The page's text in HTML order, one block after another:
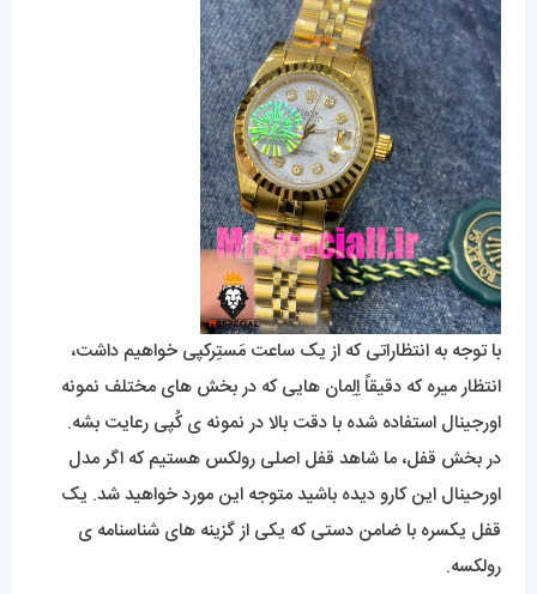
با توجه به انتظاراتی که از یک ساعت مَستِرکپی خواهیم داشت،
انتظار میره که دقیقاً اِلِمان هایی که در بخش های مختلف نمونه
اورجینال استفاده شده با دقت بالا در نمونه ی کُپی رعایت بشه.
در بخش قفل، ما شاهد قفل اصلی رولکس هستیم که اگر مدل
اورحینال این کارو دیده باشید متوجه این مورد خواهید شد. یک
قفل یکسره با ضامن دستی که یکی از گزینه های شناسنامه ی
رولکسه.